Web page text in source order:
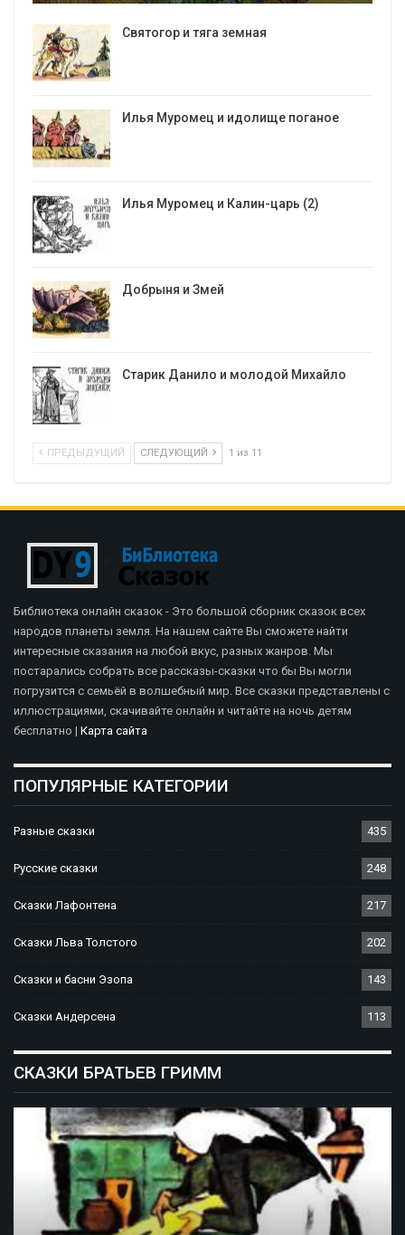
Святогор и тяга земная
Илья Муромец и идолище поганое
Илья Муромец и Калин-царь (2)
Добрыня и Змей
Старик Данило и молодой Михайло
ПРЕДЫДУЩИЙ СЛЕДУЮЩИЙ 1 из 11
Библиотека онлайн сказок - Это большой сборник сказок всех
народов планеты земля. На нашем сайте Вы сможете найти
интересные сказания на любой вкус, разных жанров. Мы
постарались собрать все рассказы-сказки что бы Вы могли
погрузится с семьёй в волшебный мир. Все сказки представлены с
иллюстрациями, скачивайте онлайн и читайте на ночь детям
бесплатно | Карта сайта
ПОПУЛЯРНЫЕ КАТЕГОРИИ
Разные сказки 435
Русские сказки 248
Сказки Лафонтена 217
Сказки Льва Толстого 202
Сказки и басни Эзопа 143
Сказки Андерсена 113
СКАЗКИ БРАТЬЕВ ГРИММ